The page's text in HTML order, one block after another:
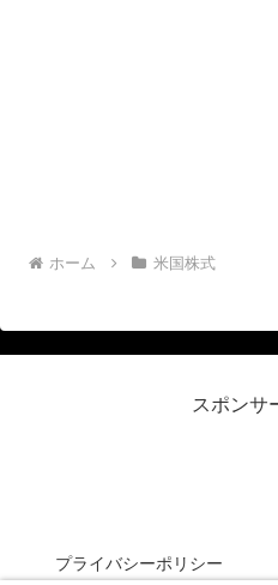
ホーム 米国株式
スポンサ
プライバシーポリシー